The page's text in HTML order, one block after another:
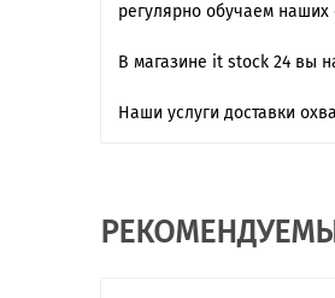
регулярно обучаем
В магазине it stock 24 вы
Наши услуги доставки